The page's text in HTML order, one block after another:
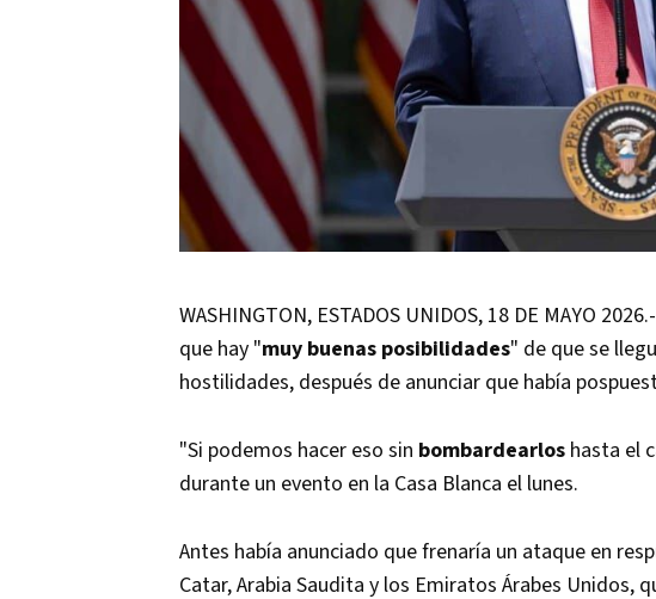
WASHINGTON, ESTADOS UNIDOS, 18 DE MAYO
que hay "muy buenas posibilidades" de que se
hostilidades, después de anunciar que había
"Si podemos hacer eso sin bombardearlos hasta el
durante un evento en la Casa Blanca el lunes.
Antes había anunciado que frenaría un ataque en
Catar, Arabia Saudita y los Emiratos Árabes Unidos,